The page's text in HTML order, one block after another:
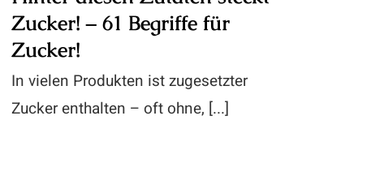
Zucker! – 61 Begriffe für
Zucker!
In vielen Produkten ist zugesetzter
Zucker enthalten – oft ohne, [...]